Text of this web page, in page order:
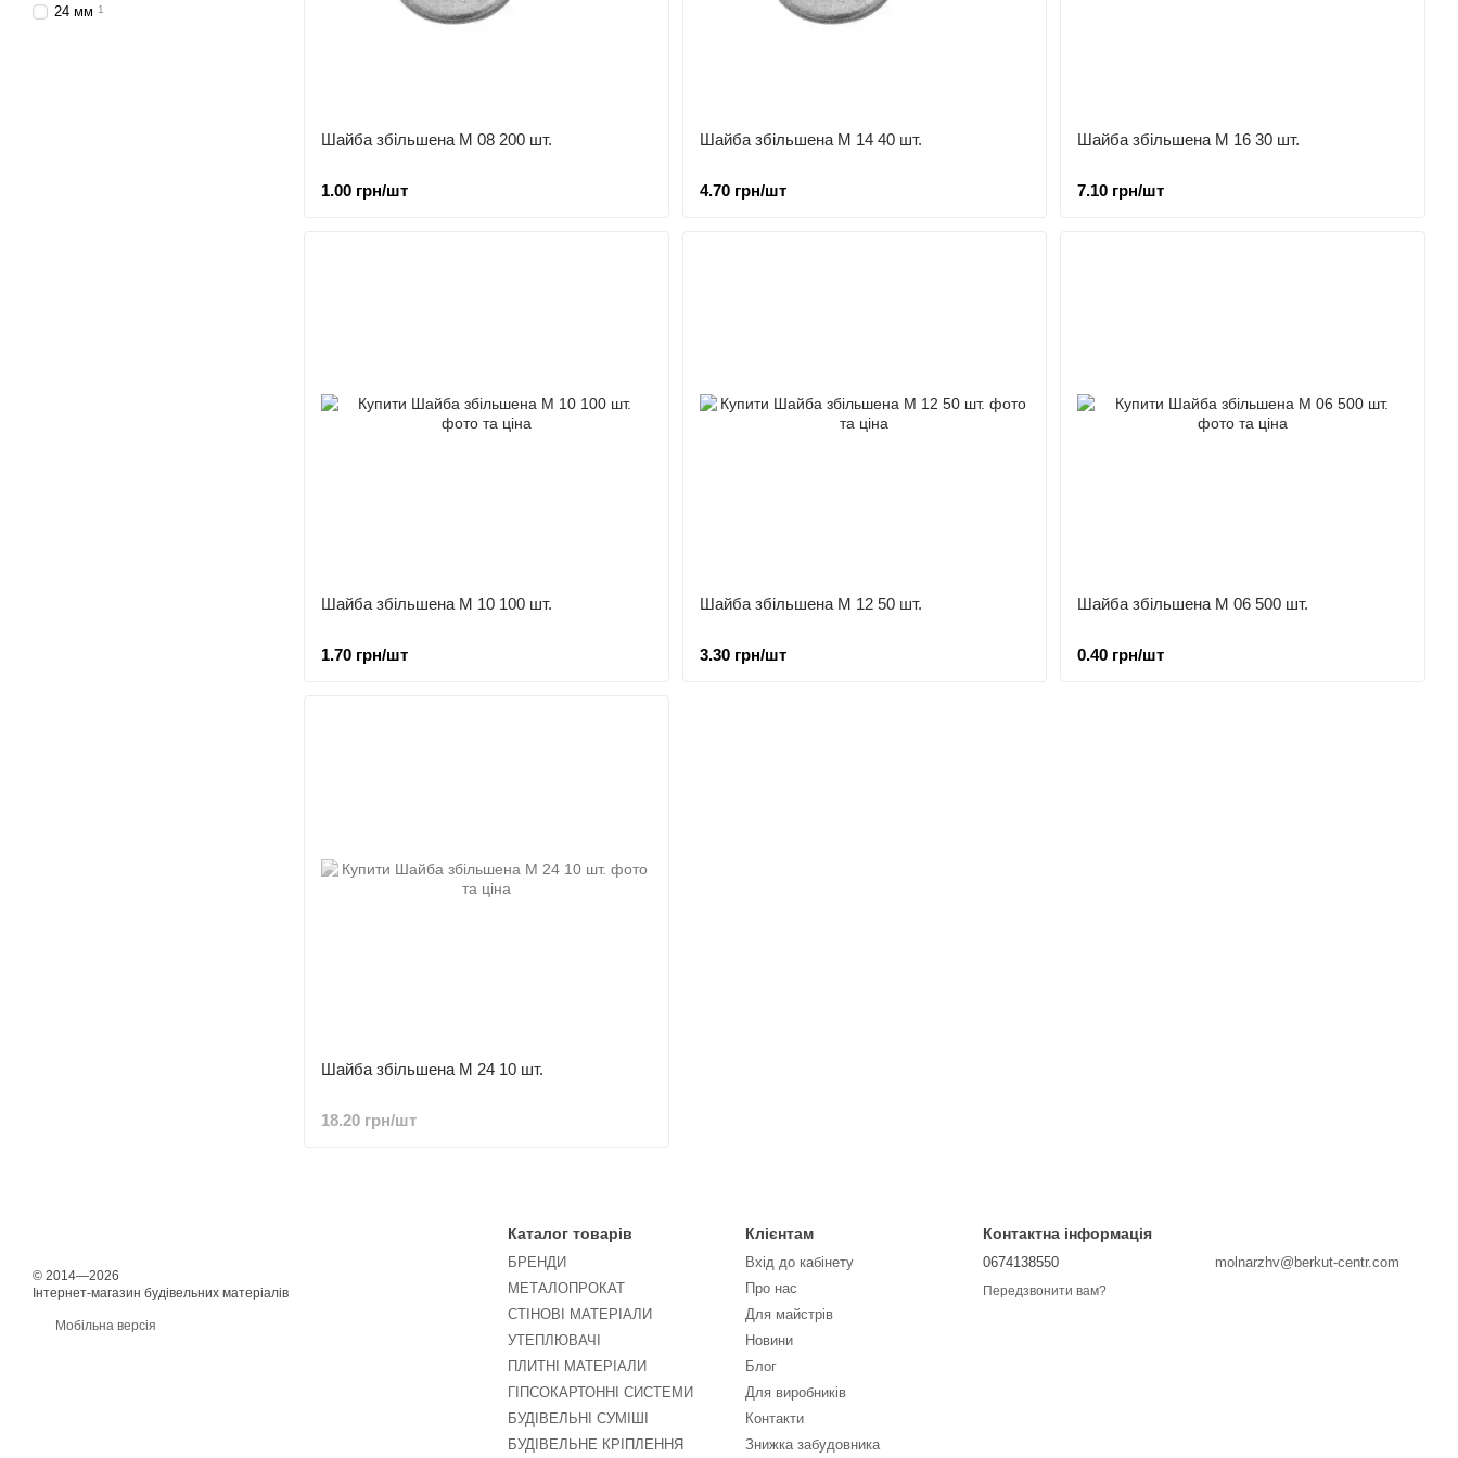
Шайба збільшена М 08 200 шт.
1.00 грн/шт
Шайба збільшена М 14 40 шт.
4.70 грн/шт
Шайба збільшена М 16 30 шт.
7.10 грн/шт
Шайба збільшена М 10 100 шт.
1.70 грн/шт
Шайба збільшена М 12 50 шт.
3.30 грн/шт
Шайба збільшена М 06 500 шт.
0.40 грн/шт
Шайба збільшена М 24 10 шт.
18.20 грн/шт
24 мм 1
© 2014—2026
Інтернет-магазин будівельних матеріалів
Мобільна версія
Каталог товарів
БРЕНДИ
МЕТАЛОПРОКАТ
СТІНОВІ МАТЕРІАЛИ
УТЕПЛЮВАЧІ
ПЛИТНІ МАТЕРІАЛИ
ГІПСОКАРТОННІ СИСТЕМИ
БУДІВЕЛЬНІ СУМІШІ
БУДІВЕЛЬНЕ КРІПЛЕННЯ
Клієнтам
Вхід до кабінету
Про нас
Для майстрів
Новини
Блог
Для виробників
Контакти
Знижка забудовника
Контактна інформація
0674138550
Передзвонити вам?
molnarzhv@berkut-centr.com